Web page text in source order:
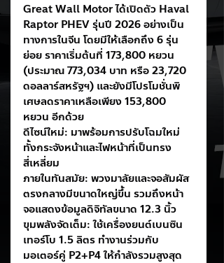
Great Wall Motor ได้เปิดตัว Haval
Raptor PHEV รุ่นปี 2026 อย่างเป็น
ทางการในจีน โดยมีให้เลือกถึง 6 รุ่น
ย่อย ราคาเริ่มต้นที่ 173,800 หยวน
(ประมาณ 773,034 บาท หรือ 23,720
ดอลลาร์สหรัฐฯ) และยังมีโปรโมชั่นพิ
เศษลดราคาเหลือเพียง 153,800
หยวน อีกด้วย
ดีไซน์ใหม่: มาพร้อมการปรับโฉมใหม่
ทั้งกระจังหน้าและไฟหน้าที่เป็นทรง
สี่เหลี่ยม
ภายในทันสมัย: พวงมาลัยและจอสัมผัส
ตรงกลางมีขนาดใหญ่ขึ้น รวมถึงหน้า
จอแสดงข้อมูลดิจิทัลขนาด 12.3 นิ้ว
ขุมพลังจัดเต็ม: ใช้เครื่องยนต์เบนซิน
เทอร์โบ 1.5 ลิตร ทำงานร่วมกับ
มอเตอร์คู่ P2+P4 ให้กำลังรวมสูงสุด